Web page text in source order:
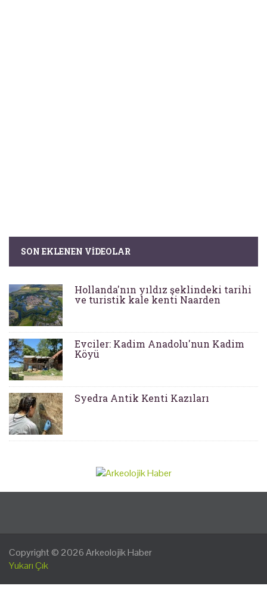
SON EKLENEN VIDEOLAR
Hollanda'nın yıldız şeklindeki tarihi
ve turistik kale kenti Naarden
Evciler: Kadim Anadolu'nun Kadim
Köyü
Syedra Antik Kenti Kazıları
Copyright © 2026Arkeolojik Haber
Yukarı Çık